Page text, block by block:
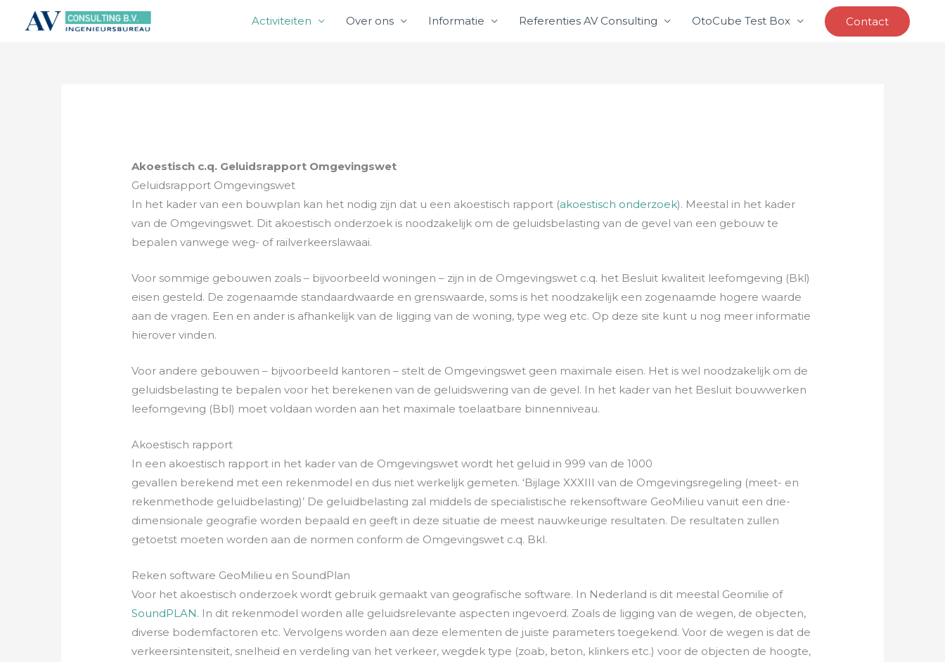
Activiteiten Over ons Informatie Referenties AV Consulting OtoCube Test Box Contact
Akoestisch c.q. Geluidsrapport Omgevingswet
Geluidsrapport Omgevingswet
In het kader van een bouwplan kan het nodig zijn dat u een akoestisch rapport (akoestisch onderzoek). Meestal in het kader
van de Omgevingswet. Dit akoestisch onderzoek is noodzakelijk om de geluidsbelasting van de gevel van een gebouw te
bepalen vanwege weg- of railverkeerslawaai.
Voor sommige gebouwen zoals – bijvoorbeeld woningen – zijn in de Omgevingswet c.q. het Besluit kwaliteit leefomgeving (Bkl)
eisen gesteld. De zogenaamde standaardwaarde en grenswaarde, soms is het noodzakelijk een zogenaamde hogere waarde
aan de vragen. Een en ander is afhankelijk van de ligging van de woning, type weg etc. Op deze site kunt u nog meer informatie
hierover vinden.
Voor andere gebouwen – bijvoorbeeld kantoren – stelt de Omgevingswet geen maximale eisen. Het is wel noodzakelijk om de
geluidsbelasting te bepalen voor het berekenen van de geluidswering van de gevel. In het kader van het Besluit bouwwerken
leefomgeving (Bbl) moet voldaan worden aan het maximale toelaatbare binnenniveau.
Akoestisch rapport
In een akoestisch rapport in het kader van de Omgevingswet wordt het geluid in 999 van de 1000
gevallen berekend met een rekenmodel en dus niet werkelijk gemeten. ‘Bijlage XXXIII van de Omgevingsregeling (meet- en
rekenmethode geluidbelasting)’ De geluidbelasting zal middels de specialistische rekensoftware GeoMilieu vanuit een drie-
dimensionale geografie worden bepaald en geeft in deze situatie de meest nauwkeurige resultaten. De resultaten zullen
getoetst moeten worden aan de normen conform de Omgevingswet c.q. Bkl.
Reken software GeoMilieu en SoundPlan
Voor het akoestisch onderzoek wordt gebruik gemaakt van geografische software. In Nederland is dit meestal Geomilie of
SoundPLAN. In dit rekenmodel worden alle geluidsrelevante aspecten ingevoerd. Zoals de ligging van de wegen, de objecten,
diverse bodemfactoren etc. Vervolgens worden aan deze elementen de juiste parameters toegekend. Voor de wegen is dat de
verkeersintensiteit, snelheid en verdeling van het verkeer, wegdek type (zoab, beton, klinkers etc.) voor de objecten de hoogte,